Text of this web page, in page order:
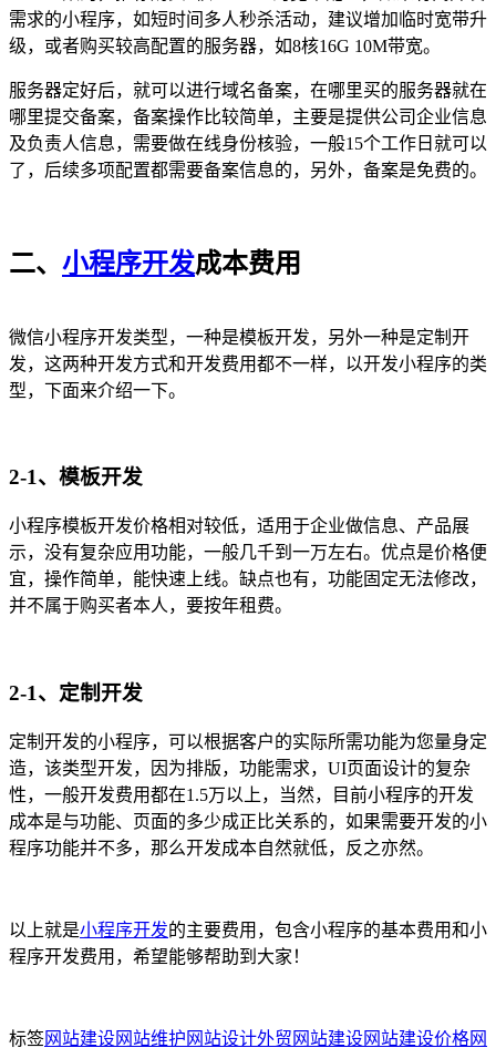
需求的小程序，如短时间多人秒杀活动，建议增加临时宽带升
级，或者购买较高配置的服务器，如8核16G 10M带宽。
服务器定好后，就可以进行域名备案，在哪里买的服务器就在
哪里提交备案，备案操作比较简单，主要是提供公司企业信息
及负责人信息，需要做在线身份核验，一般15个工作日就可以
了，后续多项配置都需要备案信息的，另外，备案是免费的。
二、 小程序开发成本费用
微信小程序开发类型，一种是模板开发，另外一种是定制开
发，这两种开发方式和开发费用都不一样，以开发小程序的类
型，下面来介绍一下。
2-1、模板开发
小程序模板开发价格相对较低，适用于企业做信息、产品展
示，没有复杂应用功能，一般几千到一万左右。优点是价格便
宜，操作简单，能快速上线。缺点也有，功能固定无法修改，
并不属于购买者本人，要按年租费。
2-1、定制开发
定制开发的小程序，可以根据客户的实际所需功能为您量身定
造，该类型开发，因为排版，功能需求，UI页面设计的复杂
性，一般开发费用都在1.5万以上，当然，目前小程序的开发
成本是与功能、页面的多少成正比关系的，如果需要开发的小
程序功能并不多，那么开发成本自然就低，反之亦然。
以上就是小程序开发的主要费用，包含小程序的基本费用和小
程序开发费用，希望能够帮助到大家！
标签网站建设网站维护 网站设计外贸网站建设网站建设价格网